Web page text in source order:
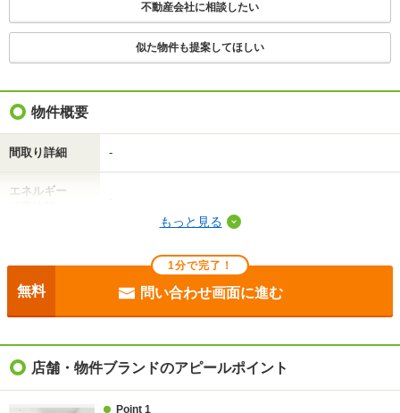
この物件にお問い合わせ
3.7万円
敷
1K｜23.71m²｜1階/2階建
不動産会社に相談したい
不動産会社に相談したい
似た物件も提案してほしい
物件概要
間取り詳細 -
エネルギー
目安光熱費
入居 即
もっと見る
1分で完了！
無料 問い合わせ画面に進む
店舗・物件ブランドのアピールポイント
Point 1